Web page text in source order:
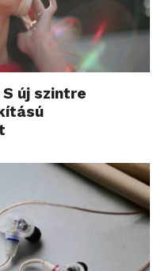
S új szintre